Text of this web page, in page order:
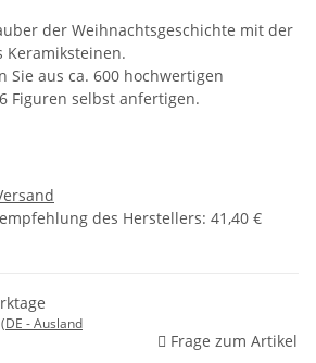
der Weihnachtsgeschichte mit der
Keramiksteinen.
Sie aus ca. 600 hochwertigen
Figuren selbst anfertigen.
des Herstellers: 41,40 €
(DE - Ausland
Frage zum Artikel